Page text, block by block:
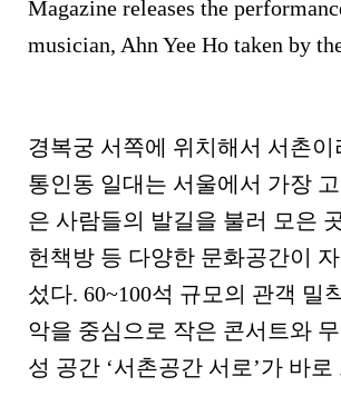
Magazine releases the
musician, Ahn Yee Ho taken by
경복궁 서쪽에 위치해서 서촌
통인동 일대는 서울에서 가장
은 사람들의 발길을 불러 모은
헌책방 등 다양한 문화공간이
섰다. 60~100석 규모의 관객 밀
악을 중심으로 작은 콘서트와
성 공간 ‘서촌공간 서로’가 바로